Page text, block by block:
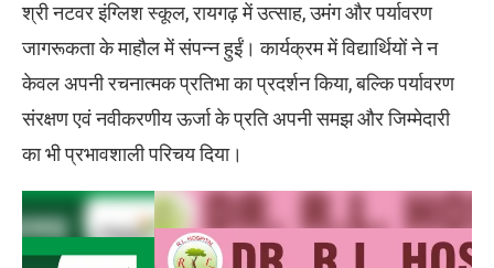
श्री नटवर इंग्लिश स्कूल, रायगढ़ में उत्साह, उमंग और पर्यावरण
जागरूकता के माहौल में संपन्न हुईं। कार्यक्रम में विद्यार्थियों ने न
केवल अपनी रचनात्मक प्रतिभा का प्रदर्शन किया, बल्कि पर्यावरण
संरक्षण एवं नवीकरणीय ऊर्जा के प्रति अपनी समझ और जिम्मेदारी
का भी प्रभावशाली परिचय दिया।